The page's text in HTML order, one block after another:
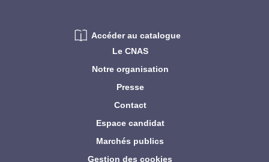
Le CNAS
Notre organisation
Presse
Contact
Espace candidat
Marchés publics
Gestion des cookies
Accéder au catalogue